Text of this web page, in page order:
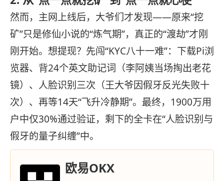
然而，主网上线后，大爷们才发现——原来“挖
矿”只是修仙小说的“炼气期”，真正的“渡劫”才刚
刚开始。想提现？先闯“KYC八十一难”：下载Pi浏
览器、背24个英文助记词（李阿姨当场掏出老花
镜）、人脸识别三次（王大爷因假牙反光失败十
次）、再等14天“飞升冷静期”。最终，1900万用
户中仅30%通过验证，剩下的全卡在“人脸识别与
假牙的量子纠缠”中。
欧易OKX